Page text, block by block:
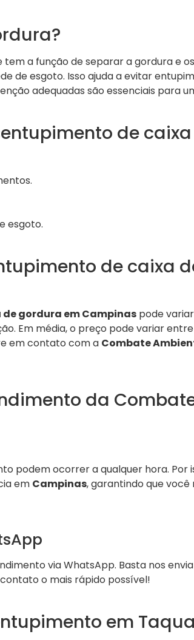
a função de separar a gordura e
de esgoto. Isso ajuda a evitar
adequadas são essenciais para
de
esgoto.
de caixa
gordura em Campinaspode
Em média, o preço pode variar entre
em contato com a Combate
da
podem ocorrer a qualquer hora. Por
em Campinas, garantindo que você
via WhatsApp. Basta nos
o mais rápido possível!
em